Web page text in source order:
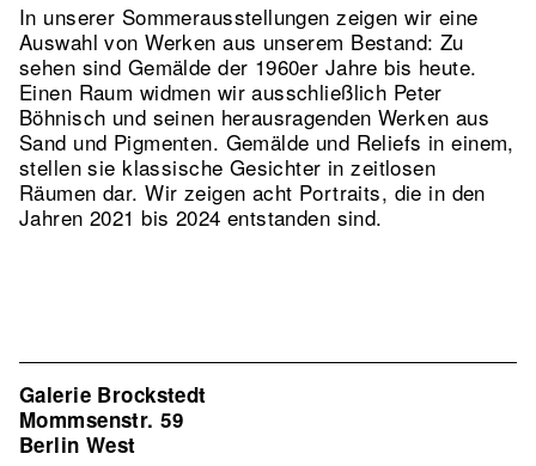
In unserer Sommerausstellungen zeigen wir eine
Auswahl von Werken aus unserem Bestand: Zu
sehen sind Gemälde der 1960er Jahre bis heute.
Einen Raum widmen wir ausschließlich Peter
Böhnisch und seinen herausragenden Werken aus
Sand und Pigmenten. Gemälde und Reliefs in einem,
stellen sie klassische Gesichter in zeitlosen
Räumen dar. Wir zeigen acht Portraits, die in den
Jahren 2021 bis 2024 entstanden sind.
Galerie Brockstedt
Mommsenstr. 59
Berlin West